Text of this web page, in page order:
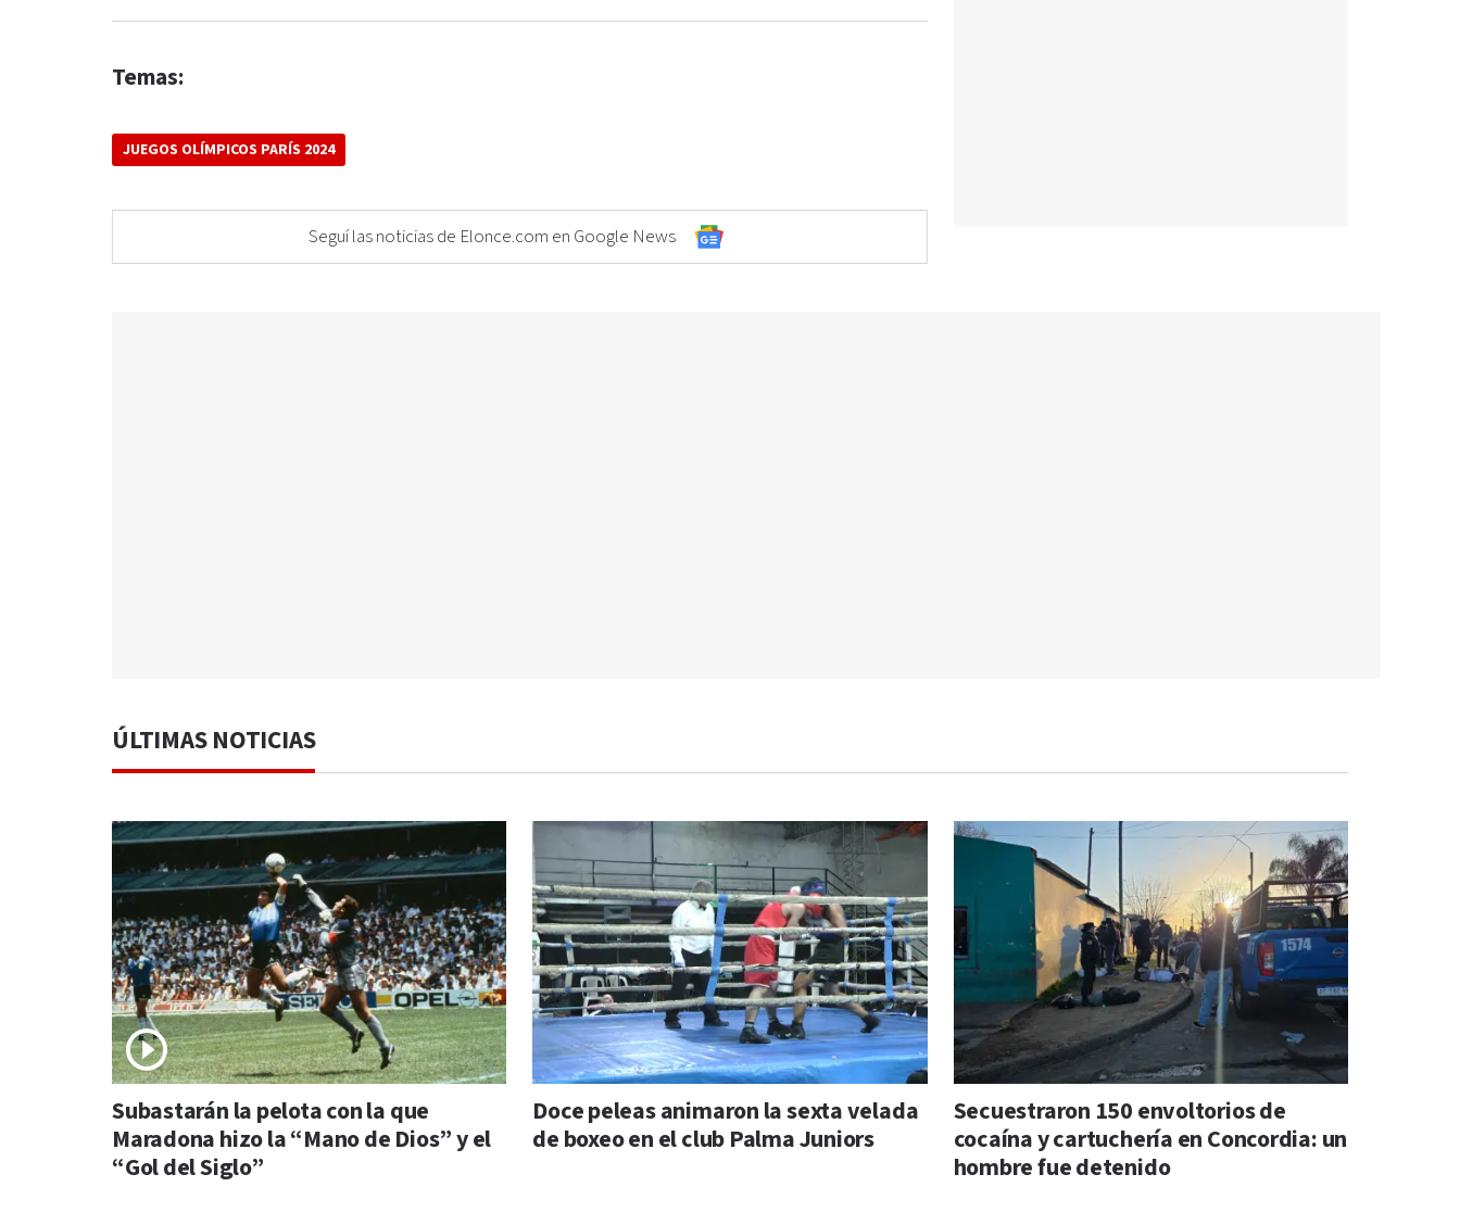
Temas:
JUEGOS OLÍMPICOS PARÍS 2024
Seguí las noticias de Elonce.com en Google News
ÚLTIMAS NOTICIAS
Subastarán la pelota con la que
Maradona hizo la “Mano de Dios” y el
“Gol del Siglo”
Doce peleas animaron la sexta velada
de boxeo en el club Palma Juniors
Secuestraron 150 envoltorios de
cocaína y cartuchería en Concordia: un
hombre fue detenido